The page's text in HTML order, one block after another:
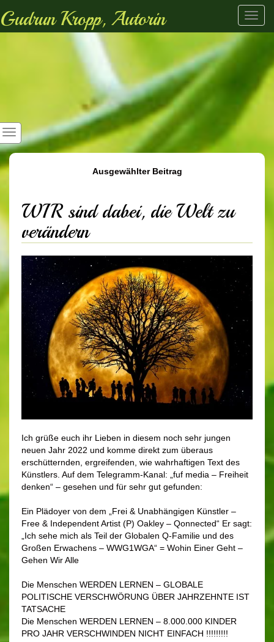
Gudrun Kropp, Autorin
Ausgewählter Beitrag
WIR sind dabei, die Welt zu
verändern
Ich grüße euch ihr Lieben in diesem noch sehr jungen
neuen Jahr 2022 und komme direkt zum überaus
erschütternden, ergreifenden, wie wahrhaftigen Text des
Künstlers. Auf dem Telegramm-Kanal: „fuf media – Freiheit
denken“ – gesehen und für sehr gut gefunden:
Ein Plädoyer von dem „Frei & Unabhängigen Künstler –
Free & Independent Artist (P) Oakley – Qonnected“ Er sagt:
„Ich sehe mich als Teil der Globalen Q-Familie und des
Großen Erwachens – WWG1WGA“ = Wohin Einer Geht –
Gehen Wir Alle
Die Menschen WERDEN LERNEN – GLOBALE
POLITISCHE VERSCHWÖRUNG ÜBER JAHRZEHNTE IST
TATSACHE
Die Menschen WERDEN LERNEN – 8.000.000 KINDER
PRO JAHR VERSCHWINDEN NICHT EINFACH !!!!!!!!!